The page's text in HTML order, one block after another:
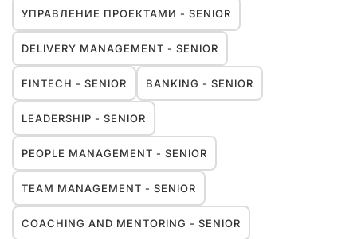
УПРАВЛЕНИЕ ПРОЕКТАМИ - SENIOR
DELIVERY MANAGEMENT - SENIOR
FINTECH - SENIOR BANKING - SENIOR
LEADERSHIP - SENIOR
PEOPLE MANAGEMENT - SENIOR
TEAM MANAGEMENT - SENIOR
COACHING AND MENTORING - SENIOR